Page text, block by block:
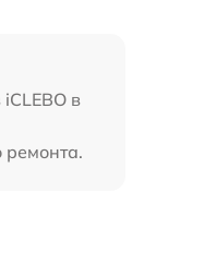
в
ремонта.